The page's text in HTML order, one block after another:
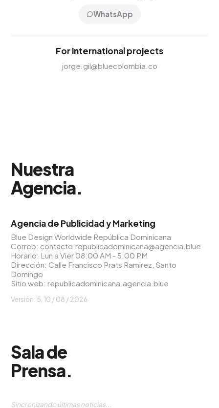
WhatsApp
For international projects
jorge.gil@bluecolombia.co
Nuestra
Agencia.
Agencia de Publicidad y Marketing
Blue Design Worldwide República Dominicana
Correo: contacto.republicadominicana@agencia.blue
Horario: Lun a Vier 08:00 AM - 5:00 PM
Dirección: Calle Francisco Prats Ramirez, Santo
Domingo
Sitio web:republicadominicana.agencia.blue
Versión: 5, 10 / 08 / 2026
Sala de
Prensa.
Sincronizando últimas noticias...